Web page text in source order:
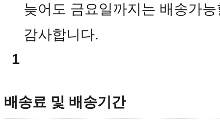
늦어도 금요일까지는 배송가
감사합니다.
1
배송료 및 배송기간